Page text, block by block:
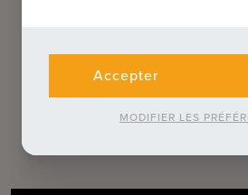
QUE POUVONS-
Découvrez nos
Accepter
MODIFIER LES